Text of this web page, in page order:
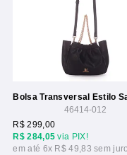
46414-012
R$ 284,05 via PIX!
R$ 299,00
6x R$ 49,83